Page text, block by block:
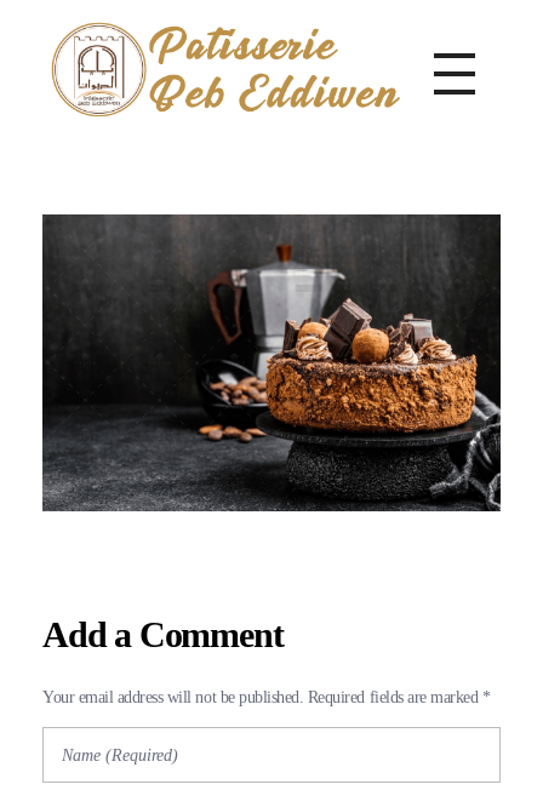
Add a Comment
Your email address will not be published. Required fields are marked *